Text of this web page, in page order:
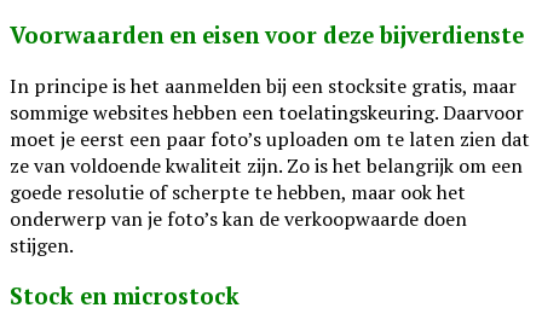
Voorwaarden en eisen voor deze bijverdienste
In principe is het aanmelden bij een stocksite gratis, maar
sommige websites hebben een toelatingskeuring. Daarvoor
moet je eerst een paar foto’s uploaden om te laten zien dat
ze van voldoende kwaliteit zijn. Zo is het belangrijk om een
goede resolutie of scherpte te hebben, maar ook het
onderwerp van je foto’s kan de verkoopwaarde doen
stijgen.
Stock en microstock